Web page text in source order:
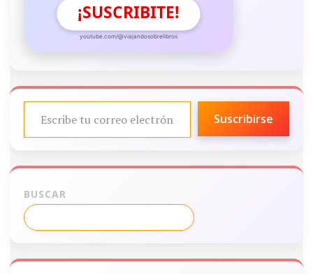
¡SUSCRIBITE!
youtube.com/@viajandosobrelibros
ESCRIBE TU CORREO ELECTRÓNICO…
Suscribirse
BUSCAR